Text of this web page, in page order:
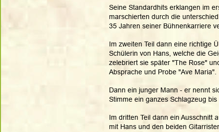
Seine Standardhits erklangen im
marschierten durch die
35 Jahren seiner Bühnenkarriere
Im zweiten Teil dann eine richtige
Schülerin von Hans, welche die
zelebriert sie später "The Rose"
Absprache und Probe "Ave Maria".
Dann ein junger Mann - er nennt
Stimme ein ganzes Schlagzeug
Im dritten Teil dann ein Ausschnitt
mit Hans und den beiden